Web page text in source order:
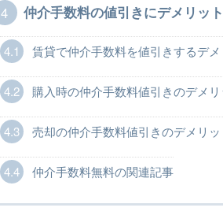
4 仲介手数料の値引きにデメリッ
4.1 賃貸で仲介手数料を値引きするデ
4.2 購入時の仲介手数料値引きのデメリ
4.3 売却の仲介手数料値引きのデメリッ
4.4 仲介手数料無料の関連記事